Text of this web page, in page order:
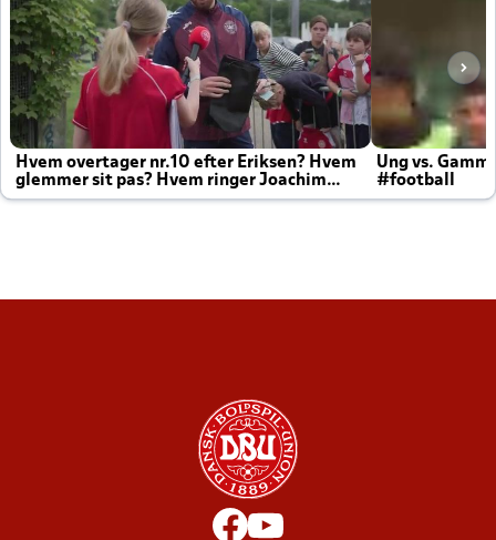
Hvem overtager nr.10 efter Eriksen? Hvem
glemmer sit pas? Hvem ringer Joachim
altid til efter kampe?
Ung vs.
#football